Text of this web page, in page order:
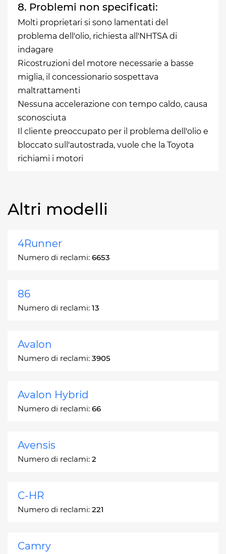
8. Problemi non specificati:
Molti proprietari si sono lamentati del
problema dell'olio, richiesta all'NHTSA di
indagare
Ricostruzioni del motore necessarie a basse
miglia, il concessionario sospettava
maltrattamenti
Nessuna accelerazione con tempo caldo, causa
sconosciuta
Il cliente preoccupato per il problema dell'olio e
bloccato sull'autostrada, vuole che la Toyota
richiami i motori
Altri modelli
4Runner
Numero di reclami: 6653
86
Numero di reclami: 13
Avalon
Numero di reclami: 3905
Avalon Hybrid
Numero di reclami: 66
Avensis
Numero di reclami: 2
C-HR
Numero di reclami: 221
Camry